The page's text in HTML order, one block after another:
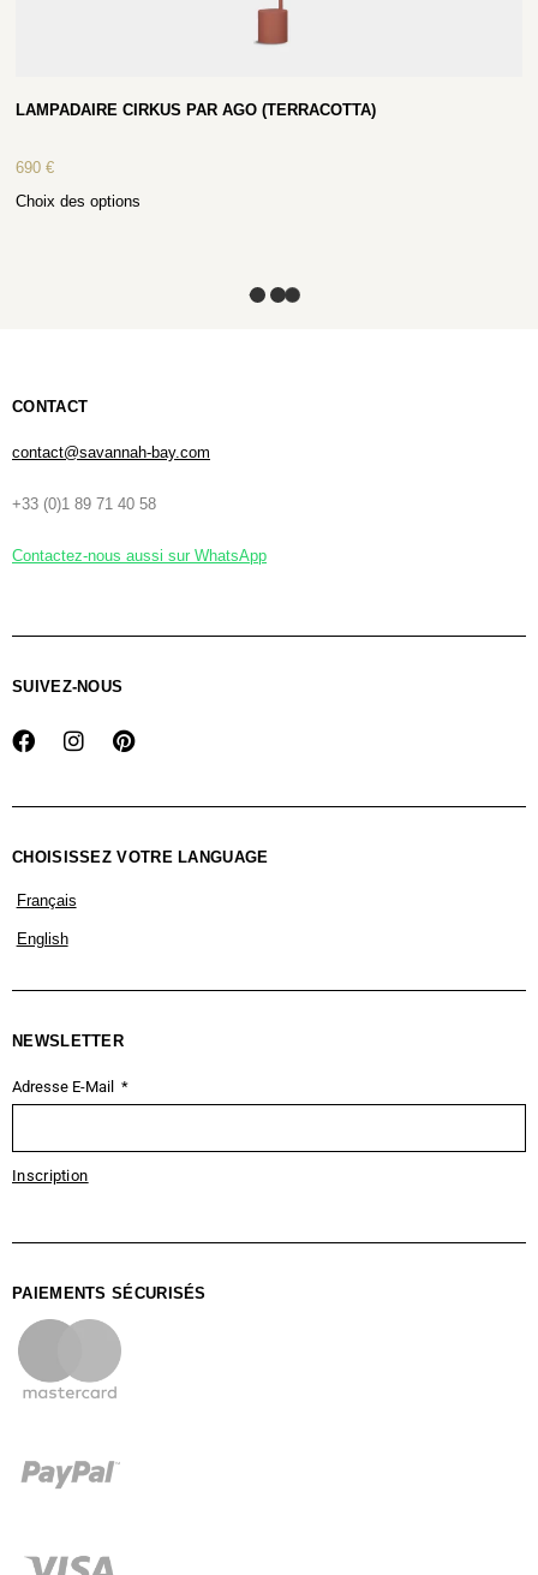
LAMPADAIRE CIRKUS PAR AGO (TERRACOTTA)
690€
Choix des options
CONTACT
contact@savannah-bay.com
+33 (0)1 89 71 40 58
Contactez-nous aussi sur WhatsApp
SUIVEZ-NOUS
CHOISISSEZ VOTRE LANGUAGE
Français
English
NEWSLETTER
Adresse E-Mail
Inscription
PAIEMENTS SÉCURISÉS